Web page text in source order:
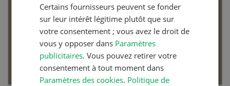
Dossier Articles biologiques
EN SAVOIR PLUS
Certains fournisseurs peuvent se fonder
sur leur intérêt légitime plutôt que sur
votre consentement ; vous avez le droit de
vous y opposer dans Paramètres
publicitaires. Vous pouvez retirer votre
consentement à tout moment dans
Paramètres des cookies. Politique de